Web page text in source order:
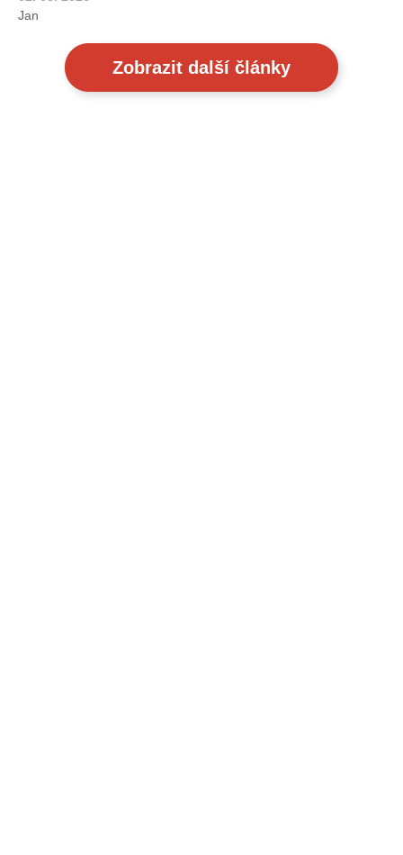
Jan
Zobrazit další články